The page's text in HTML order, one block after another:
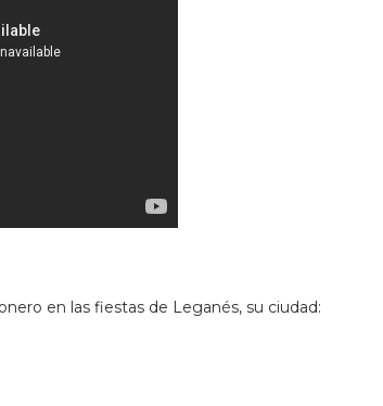
en las fiestas de Leganés, su ciudad: